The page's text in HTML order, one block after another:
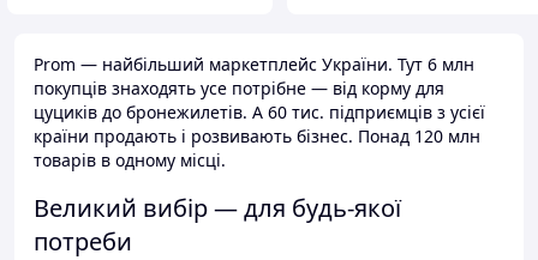
Prom — найбільший маркетплейс України. Тут 6 млн
покупців знаходять усе потрібне — від корму для
цуциків до бронежилетів. А 60 тис. підприємців з усієї
країни продають і розвивають бізнес. Понад 120 млн
товарів в одному місці.
Великий вибір — для будь-якої
потреби